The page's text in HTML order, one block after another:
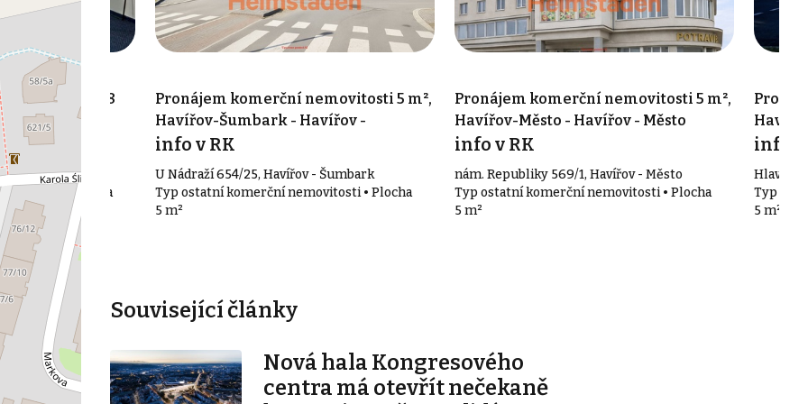
nemovitosti 88
• Plocha
Pronájem komerční nemovitosti 5 m²,
Havířov-Šumbark - Havířov -
Šumbark
info v RK
U Nádraží 654/25, Havířov - Šumbark
Typ ostatní komerční nemovitosti • Plocha
5 m²
Pronájem komerční nemovitosti 5 m²,
Havířov-Město - Havířov - Město
info v RK
nám. Republiky 569/1, Havířov - Město
Typ ostatní komerční nemovitosti • Plocha
5 m²
info v
Hlavní
Typ
5 m²
Související články
Nová hala Kongresového
centra má otevřít nečekaně